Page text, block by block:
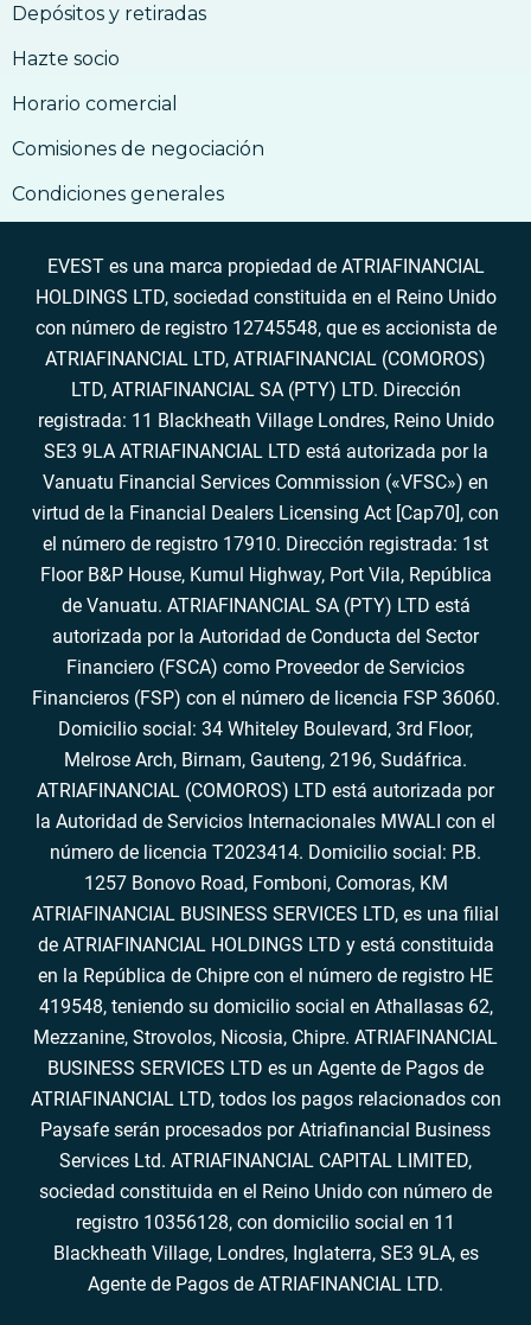
Depósitos y retiradas
Hazte socio
Horario comercial
Comisiones de negociación
Condiciones generales
EVEST es una marca propiedad de ATRIAFINANCIAL
HOLDINGS LTD, sociedad constituida en el Reino Unido
con número de registro 12745548, que es accionista de
ATRIAFINANCIAL LTD, ATRIAFINANCIAL (COMOROS)
LTD, ATRIAFINANCIAL SA (PTY) LTD. Dirección
registrada: 11 Blackheath Village Londres, Reino Unido
SE3 9LA ATRIAFINANCIAL LTD está autorizada por la
Vanuatu Financial Services Commission («VFSC») en
virtud de la Financial Dealers Licensing Act [Cap70], con
el número de registro 17910. Dirección registrada: 1st
Floor B&P House, Kumul Highway, Port Vila, República
de Vanuatu. ATRIAFINANCIAL SA (PTY) LTD está
autorizada por la Autoridad de Conducta del Sector
Financiero (FSCA) como Proveedor de Servicios
Financieros (FSP) con el número de licencia FSP 36060.
Domicilio social: 34 Whiteley Boulevard, 3rd Floor,
Melrose Arch, Birnam, Gauteng, 2196, Sudáfrica.
ATRIAFINANCIAL (COMOROS) LTD está autorizada por
la Autoridad de Servicios Internacionales MWALI con el
número de licencia T2023414. Domicilio social: P.B.
1257 Bonovo Road, Fomboni, Comoras, KM
ATRIAFINANCIAL BUSINESS SERVICES LTD, es una filial
de ATRIAFINANCIAL HOLDINGS LTD y está constituida
en la República de Chipre con el número de registro HE
419548, teniendo su domicilio social en Athallasas 62,
Mezzanine, Strovolos, Nicosia, Chipre. ATRIAFINANCIAL
BUSINESS SERVICES LTD es un Agente de Pagos de
ATRIAFINANCIAL LTD, todos los pagos relacionados con
Paysafe serán procesados por Atriafinancial Business
Services Ltd. ATRIAFINANCIAL CAPITAL LIMITED,
sociedad constituida en el Reino Unido con número de
registro 10356128, con domicilio social en 11
Blackheath Village, Londres, Inglaterra, SE3 9LA, es
Agente de Pagos de ATRIAFINANCIAL LTD.